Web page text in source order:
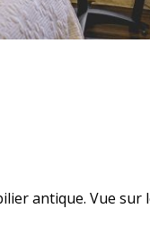
antique. Vue sur